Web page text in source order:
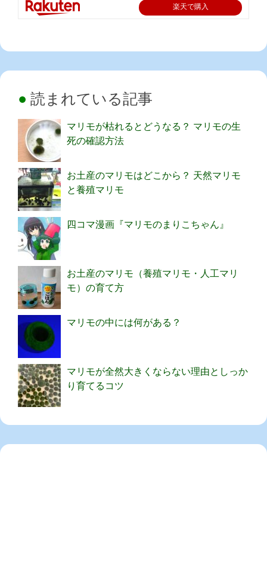
楽天で購入
読まれている記事
マリモが枯れるとどうなる？ マリモの生
死の確認方法
お土産のマリモはどこから？ 天然マリモ
と養殖マリモ
四コマ漫画『マリモのまりこちゃん』
お土産のマリモ（養殖マリモ・人工マリ
モ）の育て方
マリモの中には何がある？
マリモが全然大きくならない理由としっか
り育てるコツ